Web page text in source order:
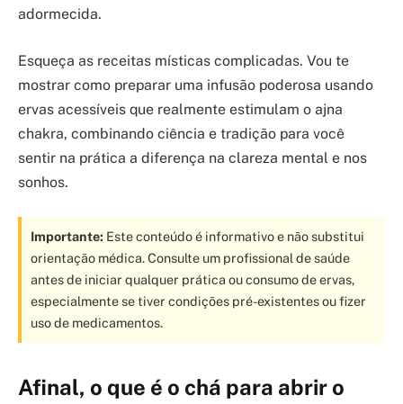
adormecida.
Esqueça as receitas místicas complicadas. Vou te
mostrar como preparar uma infusão poderosa usando
ervas acessíveis que realmente estimulam o ajna
chakra, combinando ciência e tradição para você
sentir na prática a diferença na clareza mental e nos
sonhos.
Importante: Este conteúdo é informativo e não substitui
orientação médica. Consulte um profissional de saúde
antes de iniciar qualquer prática ou consumo de ervas,
especialmente se tiver condições pré-existentes ou fizer
uso de medicamentos.
Afinal, o que é o chá para abrir o